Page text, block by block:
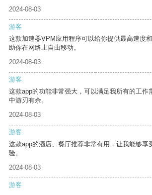
2024-08-03
游客
这款加速器VPM应用程序可以给你提供最高速度
助你在网络上自由移动。
2024-08-03
游客
这款app的功能非常强大，可以满足我所有的工作
中游刃有余。
2024-08-03
游客
这款app的酒店、餐厅推荐非常有用，让我能够享
验。
2024-08-03
游客